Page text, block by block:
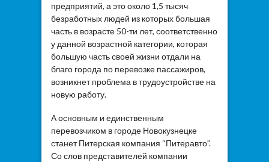
предприятий, а это около 1,5 тысяч
безработных людей из которых большая
часть в возрасте 50-ти лет, соответственно
у данной возрастной категории, которая
большую часть своей жизни отдали на
благо города по перевозке пассажиров,
возникнет проблема в трудоустройстве на
новую работу.
А основным и единственным
перевозчиком в городе Новокузнецке
станет Питерская компания “Питеравто”.
Со слов представителей компании